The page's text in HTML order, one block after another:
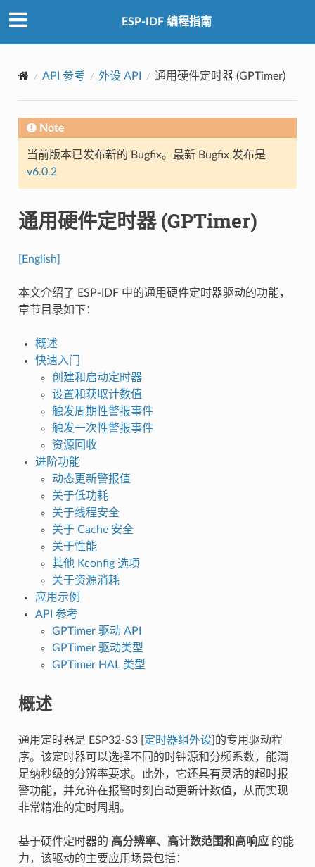
ESP-IDF 编程指南
API 参考 外设 API 通用硬件定时器 (GPTimer)
Note
当前版本已发布新的 Bugfix。最新 Bugfix 发布是
v6.0.2
通用硬件定时器 (GPTimer)
[English]
本文介绍了 ESP-IDF 中的通用硬件定时器驱动的功能，
章节目录如下：
概述
快速入门
创建和启动定时器
设置和获取计数值
触发周期性警报事件
触发一次性警报事件
资源回收
进阶功能
动态更新警报值
关于低功耗
关于线程安全
关于 Cache 安全
关于性能
其他 Kconfig 选项
关于资源消耗
应用示例
API 参考
GPTimer 驱动 API
GPTimer 驱动类型
GPTimer HAL 类型
概述
通用定时器是 ESP32-S3 [ 定时器组外设]的专用驱动程
序。该定时器可以选择不同的时钟源和分频系数，能满
足纳秒级的分辨率要求。此外，它还具有灵活的超时报
警功能，并允许在报警时刻自动更新计数值，从而实现
非常精准的定时周期。
基于硬件定时器的 高分辨率、高计数范围和高响应 的能
力，该驱动的主要应用场景包括：